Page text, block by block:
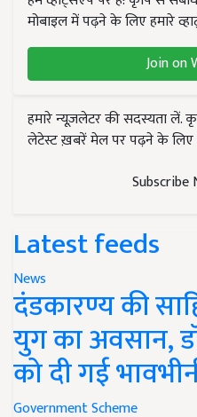
मोबाइल में पढ़ने के लिए हमारे
Join on
हमारे न्यूज़लेटर की सदस्यता लें.
लेटेस्ट ख़बरें मेल पर पढ़ने के लिए
Latest feeds
News
दंडकारण्य की
युग का अवसान,
को दी गई
Government Scheme